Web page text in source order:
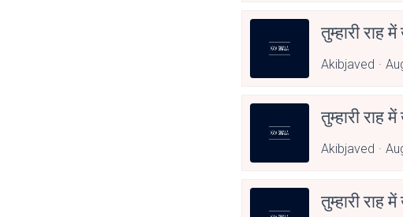
तुम्हारी राह
Akibjaved
तुम्हारी राह
Akibjaved
तुम्हारी राह